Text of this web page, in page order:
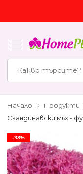
Начало Продукти
Скандинавски мъх -
-38%